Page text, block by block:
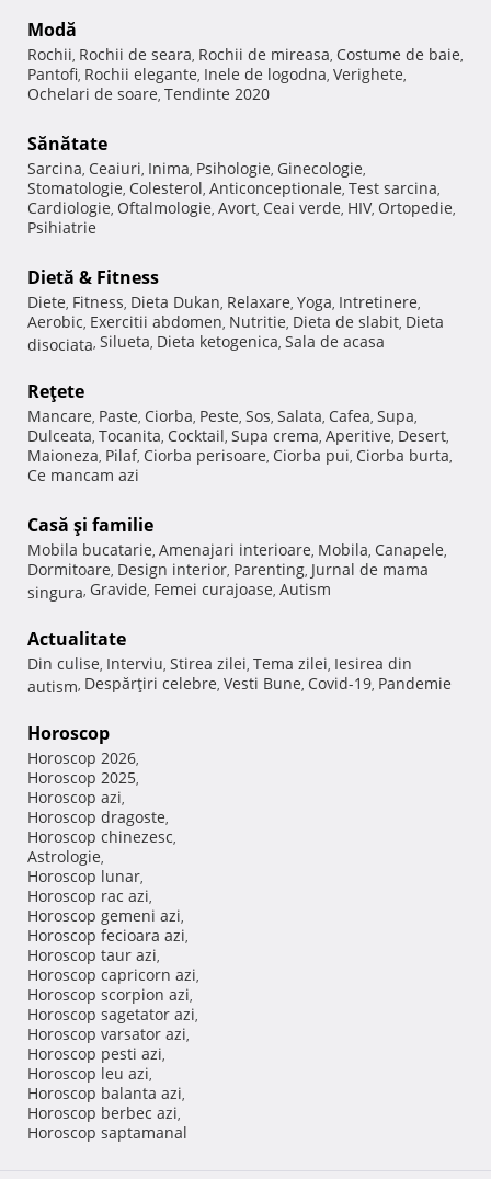
Modă
Rochii, Rochii de seara, Rochii de mireasa, Costume de baie,
Pantofi, Rochii elegante, Inele de logodna, Verighete,
Ochelari de soare, Tendinte 2020
Sănătate
Sarcina, Ceaiuri, Inima, Psihologie, Ginecologie,
Stomatologie, Colesterol, Anticonceptionale, Test sarcina,
Cardiologie, Oftalmologie, Avort, Ceai verde, HIV, Ortopedie,
Psihiatrie
Dietă & Fitness
Diete, Fitness, Dieta Dukan, Relaxare, Yoga, Intretinere,
Aerobic, Exercitii abdomen, Nutritie, Dieta de slabit, Dieta
disociata, Silueta, Dieta ketogenica, Sala de acasa
Reţete
Mancare, Paste, Ciorba, Peste, Sos, Salata, Cafea, Supa,
Dulceata, Tocanita, Cocktail, Supa crema, Aperitive, Desert,
Maioneza, Pilaf, Ciorba perisoare, Ciorba pui, Ciorba burta,
Ce mancam azi
Casă şi familie
Mobila bucatarie, Amenajari interioare, Mobila, Canapele,
Dormitoare, Design interior, Parenting, Jurnal de mama
singura, Gravide, Femei curajoase, Autism
Actualitate
Din culise, Interviu, Stirea zilei, Tema zilei, Iesirea din
autism, Despărţiri celebre, Vesti Bune, Covid-19, Pandemie
Horoscop
Horoscop 2026,
Horoscop 2025,
Horoscop azi,
Horoscop dragoste,
Horoscop chinezesc,
Astrologie,
Horoscop lunar,
Horoscop rac azi,
Horoscop gemeni azi,
Horoscop fecioara azi,
Horoscop taur azi,
Horoscop capricorn azi,
Horoscop scorpion azi,
Horoscop sagetator azi,
Horoscop varsator azi,
Horoscop pesti azi,
Horoscop leu azi,
Horoscop balanta azi,
Horoscop berbec azi,
Horoscop saptamanal